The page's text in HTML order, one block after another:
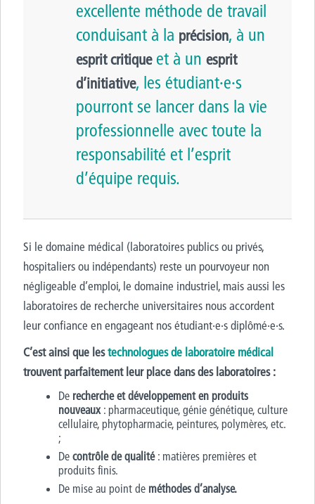
excellente méthode de travail
conduisant à la précision, à un
esprit critiqueet à un esprit
d’initiative, les étudiant·e·s
pourront se lancer dans la vie
professionnelle avec toute la
responsabilité et l’esprit
d’équipe requis.
Si le domaine médical (laboratoires publics ou privés,
hospitaliers ou indépendants) reste un pourvoyeur non
négligeable d’emploi, le domaine industriel, mais aussi les
laboratoires de recherche universitaires nous accordent
leur confiance en engageant nos étudiant·e·s diplômé·e·s.
C’est ainsi que lestechnologues de laboratoire médical
trouvent parfaitement leur place dans des laboratoires :
De recherche et développement en produits
nouveaux: pharmaceutique, génie génétique, culture
cellulaire, phytopharmacie, peintures, polymères, etc.
;
De contrôle de qualité: matières premières et
produits finis.
De mise au point de méthodes d’analyse.